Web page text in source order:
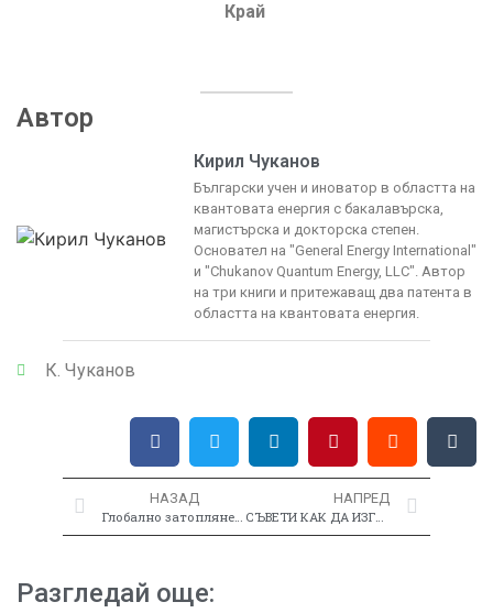
Край
Автор
Кирил Чуканов
Български учен и иноватор в областта на
квантовата енергия с бакалавърска,
магистърска и докторска степен.
Основател на "General Energy International"
и "Chukanov Quantum Energy, LLC". Автор
на три книги и притежаващ два патента в
областта на квантовата енергия.
К. Чуканов
НАЗАД
Глобално затопляне - мит или реалност
НАПРЕД
СЪВЕТИ КАК ДА ИЗГРАДИТЕ СВЪРХУВИСОКОСКОРОСТНИ ДВИГАТЕЛНИ СИСТЕМИ С НОВИ КВАНТОВИ ПРИНЦИПИ
Разгледай още: